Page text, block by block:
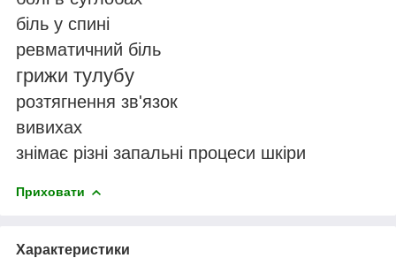
біль у спині
ревматичний біль
грижи тулубу
розтягнення зв'язок
вивихах
знімає різні запальні процеси шкіри
Приховати
Характеристики